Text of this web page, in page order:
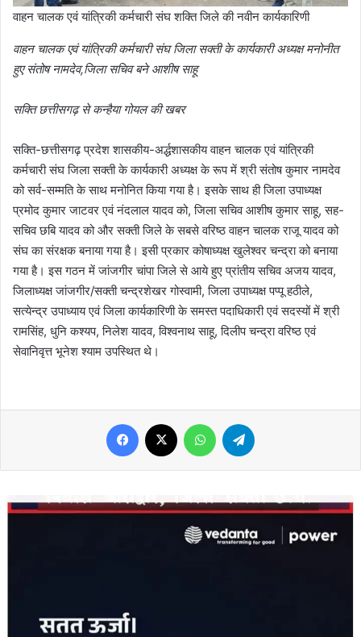
वाहन चालक एवं यांत्रिकी कर्मचारी संघ शक्ति जिले की नवीन कार्यकारिणी
वाहन चालक एवं यांत्रिकी कर्मचारी संघ जिला सक्ती के कार्यकारी अध्यक्ष मनोनीत
हुए संतोष नामदेव,जिला सचिव बने आशीष साहू
सक्ति छत्तीसगढ़ से कन्हैया गोयल की खबर
सक्ति-छत्तीसगढ़ प्रदेश शासकीय-अर्द्धशासकीय वाहन चालक एवं यांत्रिकी
कर्मचारी संघ जिला सक्ती के कार्यकारी अध्यक्ष के रूप में श्री संतोष कुमार नामदेव
को सर्व-सम्मति के साथ मनोनित किया गया है। इसके साथ ही जिला उपाध्यक्ष
प्रमोद कुमार जाटवर एवं नंदलाल यादव को, जिला सचिव आशीष कुमार साहू, सह-
सचिव छबि यादव को और सक्ती जिले के सबसे वरिष्ठ वाहन चालक राजू यादव को
संघ का संरक्षक बनाया गया है। इसी प्रकार कोषाध्यक्ष खुलेश्वर चन्द्रा को बनाया
गया है। इस गठन में जांजगीर चांपा जिले से आये हुए प्रांतीय सचिव अजय यादव,
जिलाध्यक्ष जांजगीर/सक्ती चन्द्रशेखर गोस्वामी, जिला उपाध्यक्ष पप्पू हठीले,
सत्येन्द्र उपाध्याय एवं जिला कार्यकारिणी के समस्त पदाधिकारी एवं सदस्यों में श्री
रामसिंह, धुनि कश्यप, निलेश यादव, विश्वनाथ साहू, दिलीप चन्द्रा वरिष्ठ एवं
सेवानिवृत्त भूनेश श्याम उपस्थित थे।
Facebook WhatsApp